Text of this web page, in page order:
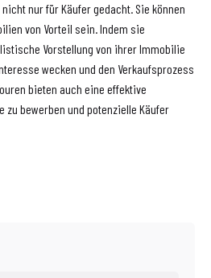
nur für Käufer gedacht. Sie können
von Vorteil sein. Indem sie
Vorstellung von ihrer Immobilie
wecken und den Verkaufsprozess
bieten auch eine effektive
zu bewerben und potenzielle Käufer